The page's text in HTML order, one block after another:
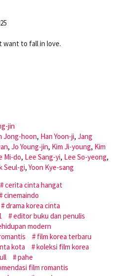
want to fall in love.
jin
Jong-hoon, Han Yoon-ji, Jang
, Jo Young-jin, Kim Ji-young, Kim
Mi-do, Lee Sang-yi, Lee So-yeong,
Seul-gi, Yoon Kye-sang
cerita cinta hangat
cinemaindo
drama korea cinta
editor buku dan penulis
modern
film korea terbaru
kota
koleksi film korea
pahe
film romantis